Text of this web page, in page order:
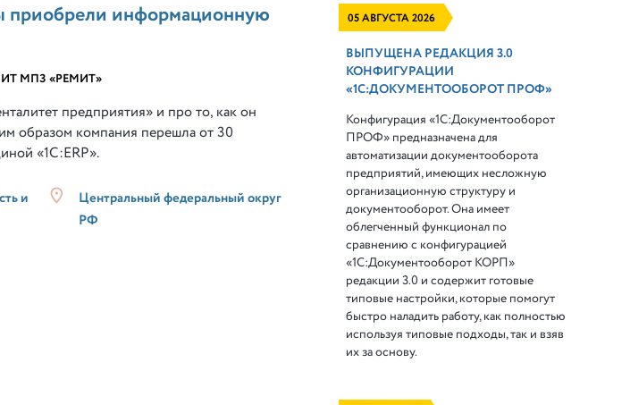
приобрели информационную
МПЗ «РЕМИТ»
предприятия» и про то, как он
образом компания перешла от 30
«1С:ERP».
и
Центральный федеральный округ
РФ
05 АВГУСТА 2026
ВЫПУЩЕНА РЕДАКЦИЯ 3.0
КОНФИГУРАЦИИ
«1С:ДОКУМЕНТООБОРОТ ПРОФ»
Конфигурация «1С:Документооборот
ПРОФ» предназначена для
автоматизации документооборота
предприятий, имеющих несложную
организационную структуру и
документооборот. Она имеет
облегченный функционал по
сравнению с конфигурацией
«1С:Документооборот КОРП»
редакции 3.0 и содержит готовые
типовые настройки, которые помогут
быстро наладить работу, как полностью
используя типовые подходы, так и взяв
их за основу.